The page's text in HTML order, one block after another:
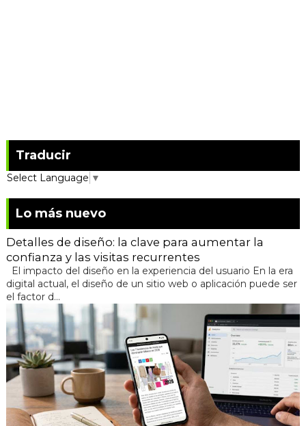
Traducir
Select Language ▼
Lo más nuevo
Detalles de diseño: la clave para aumentar la
confianza y las visitas recurrentes
El impacto del diseño en la experiencia del usuario En la era
digital actual, el diseño de un sitio web o aplicación puede ser
el factor d...